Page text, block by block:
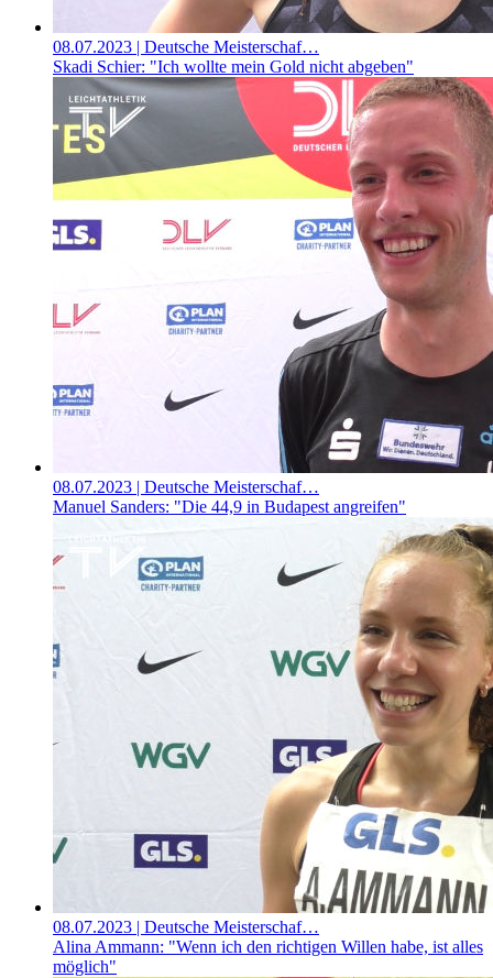
08.07.2023 | Deutsche Meisterschaf…
Skadi Schier: "Ich wollte mein Gold nicht abgeben"
08.07.2023 | Deutsche Meisterschaf…
Manuel Sanders: "Die 44,9 in Budapest angreifen"
08.07.2023 | Deutsche Meisterschaf…
Alina Ammann: "Wenn ich den richtigen Willen habe, ist alles
möglich"